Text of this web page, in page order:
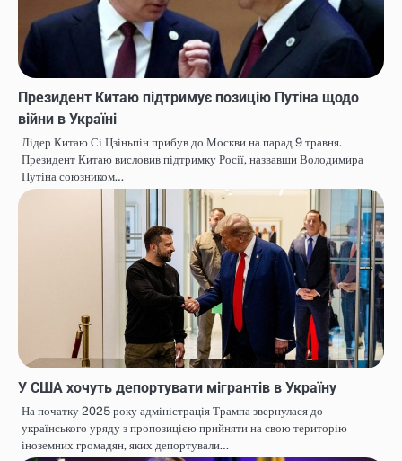
Президент Китаю підтримує позицію Путіна щодо
війни в Україні
Лідер Китаю Сі Цзіньпін прибув до Москви на парад 9 травня.
Президент Китаю висловив підтримку Росії, назвавши Володимира
Путіна союзником…
У США хочуть депортувати мігрантів в Україну
На початку 2025 року адміністрація Трампа звернулася до
українського уряду з пропозицією прийняти на свою територію
іноземних громадян, яких депортували…